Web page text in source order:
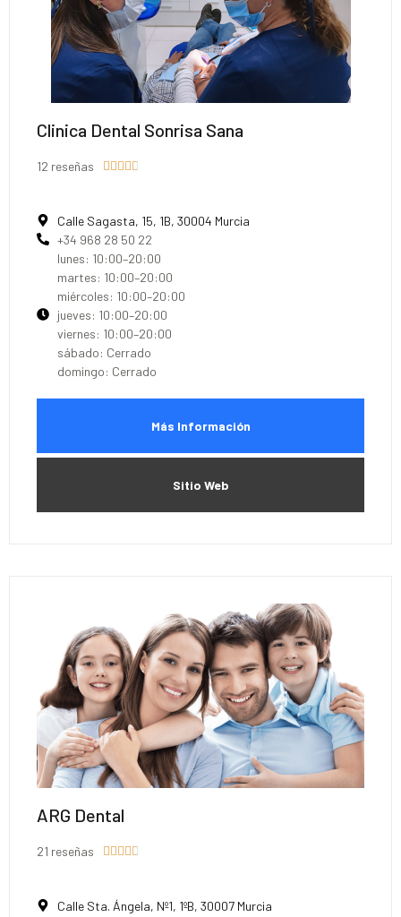
Clinica Dental Sonrisa Sana
12 reseñas     
Calle Sagasta, 15, 1B, 30004 Murcia
+34 968 28 50 22
lunes: 10:00–20:00
martes: 10:00–20:00
miércoles: 10:00–20:00
jueves: 10:00–20:00
viernes: 10:00–20:00
sábado: Cerrado
domingo: Cerrado
Más Información
Sitio Web
ARG Dental
21 reseñas     
Calle Sta. Ángela, Nº1, 1ºB, 30007 Murcia